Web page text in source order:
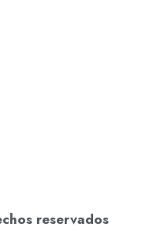
reservados